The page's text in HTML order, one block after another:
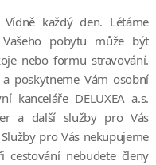
každý den. Létáme
pobytu může být
nebo formu stravování.
poskytneme Vám osobní
kanceláře DELUXEA a.s.
a další služby pro Vás
pro Vás nekupujeme
cestování nebudete členy